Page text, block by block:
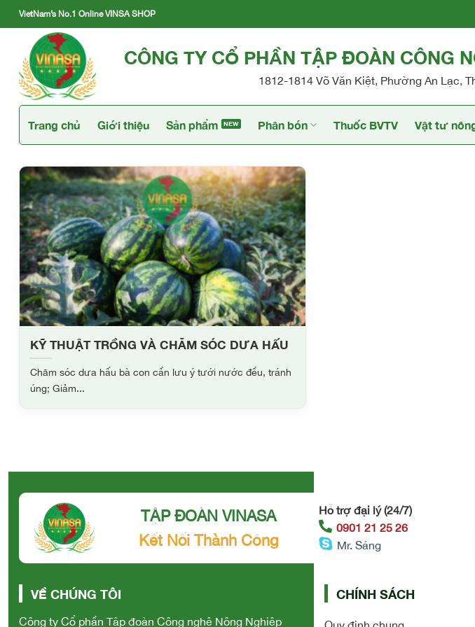
Skip
to
content
VietNam’s No.1 Online VINSA SHOP
CÔNG TY CỔ PHẦN TẬP ĐOÀN CÔNG
1812-1814 Võ Văn Kiệt, Phường An Lạc,
Trang chủ Giới thiệu Sản phẩm Phân bón Thuốc BVTV Vật tư
KỸ THUẬT TRỒNG VÀ CHĂM SÓC DƯA HẤU
Chăm sóc dưa hấu bà con cần lưu ý tưới nước đều, tránh
úng; Giảm...
TẬP ĐOÀN VINASA
Kết Nối Thành Công
Hỗ trợ đại lý (24/7)
0901 21 25 26
Mr. Sáng
VỀ CHÚNG TÔI
Công ty Cổ phần Tập đoàn Công nghệ Nông Nghiệp
CHÍNH SÁCH